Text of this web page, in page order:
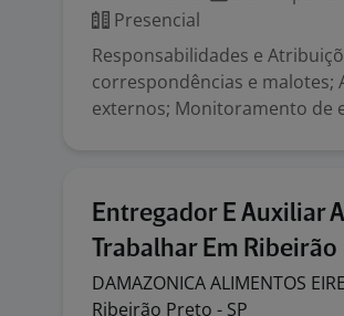
Presencial
Responsabilidades e
correspondências e
externos; Monitoramento de
Entregador E Auxiliar
Trabalhar Em Ribeirão
DAMAZONICA ALIMENTOS
Ribeirão Preto - SP